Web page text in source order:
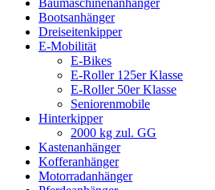
Baumaschinenanhänger
Bootsanhänger
Dreiseitenkipper
E-Mobilität
E-Bikes
E-Roller 125er Klasse
E-Roller 50er Klasse
Seniorenmobile
Hinterkipper
2000 kg zul. GG
Kastenanhänger
Kofferanhänger
Motorradanhänger